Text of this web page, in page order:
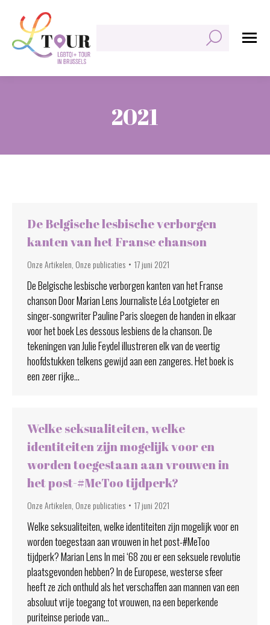
2021
De Belgische lesbische verborgen
kanten van het Franse chanson
Onze Artikelen Onze publicaties 17 juni 2021
De Belgische lesbische verborgen kanten van het Franse
chanson Door Marian Lens Journaliste Léa Lootgieter en
singer-songwriter Pauline Paris sloegen de handen in elkaar
voor het boek Les dessous lesbiens de la chanson. De
tekeningen van Julie Feydel illustreren elk van de veertig
hoofdstukken telkens gewijd aan een zangeres. Het boek is
een zeer rijke…
Welke seksualiteiten, welke
identiteiten zijn mogelijk voor en
worden toegestaan aan vrouwen in
het post-#MeToo tijdperk?
Onze Artikelen Onze publicaties 17 juni 2021
Welke seksualiteiten, welke identiteiten zijn mogelijk voor en
worden toegestaan aan vrouwen in het post-#MeToo
tijdperk? Marian Lens In mei ‘68 zou er een seksuele revolutie
plaatsgevonden hebben? In de Europese, westerse sfeer
heeft ze zich onthuld als het verschaffen aan mannen van een
absoluut vrije toegang tot vrouwen, na een beperkende
puriteinse periode van…